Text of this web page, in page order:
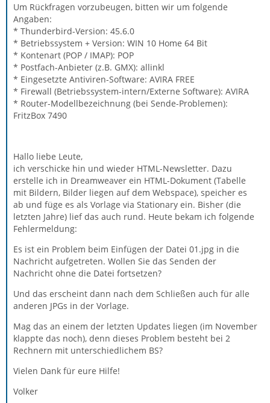
Um Rückfragen vorzubeugen, bitten wir um folgende
Angaben:
* Thunderbird-Version: 45.6.0
* Betriebssystem + Version: WIN 10 Home 64 Bit
* Kontenart (POP / IMAP): POP
* Postfach-Anbieter (z.B. GMX): allinkl
* Eingesetzte Antiviren-Software: AVIRA FREE
* Firewall (Betriebssystem-intern/Externe Software): AVIRA
* Router-Modellbezeichnung (bei Sende-Problemen):
FritzBox 7490
Hallo liebe Leute,
ich verschicke hin und wieder HTML-Newsletter. Dazu
erstelle ich in Dreamweaver ein HTML-Dokument (Tabelle
mit Bildern, Bilder liegen auf dem Webspace), speicher es
ab und füge es als Vorlage via Stationary ein. Bisher (die
letzten Jahre) lief das auch rund. Heute bekam ich folgende
Fehlermeldung:
Es ist ein Problem beim Einfügen der Datei 01.jpg in die
Nachricht aufgetreten. Wollen Sie das Senden der
Nachricht ohne die Datei fortsetzen?
Und das erscheint dann nach dem Schließen auch für alle
anderen JPGs in der Vorlage.
Mag das an einem der letzten Updates liegen (im November
klappte das noch), denn dieses Problem besteht bei 2
Rechnern mit unterschiedlichem BS?
Vielen Dank für eure Hilfe!
Volker